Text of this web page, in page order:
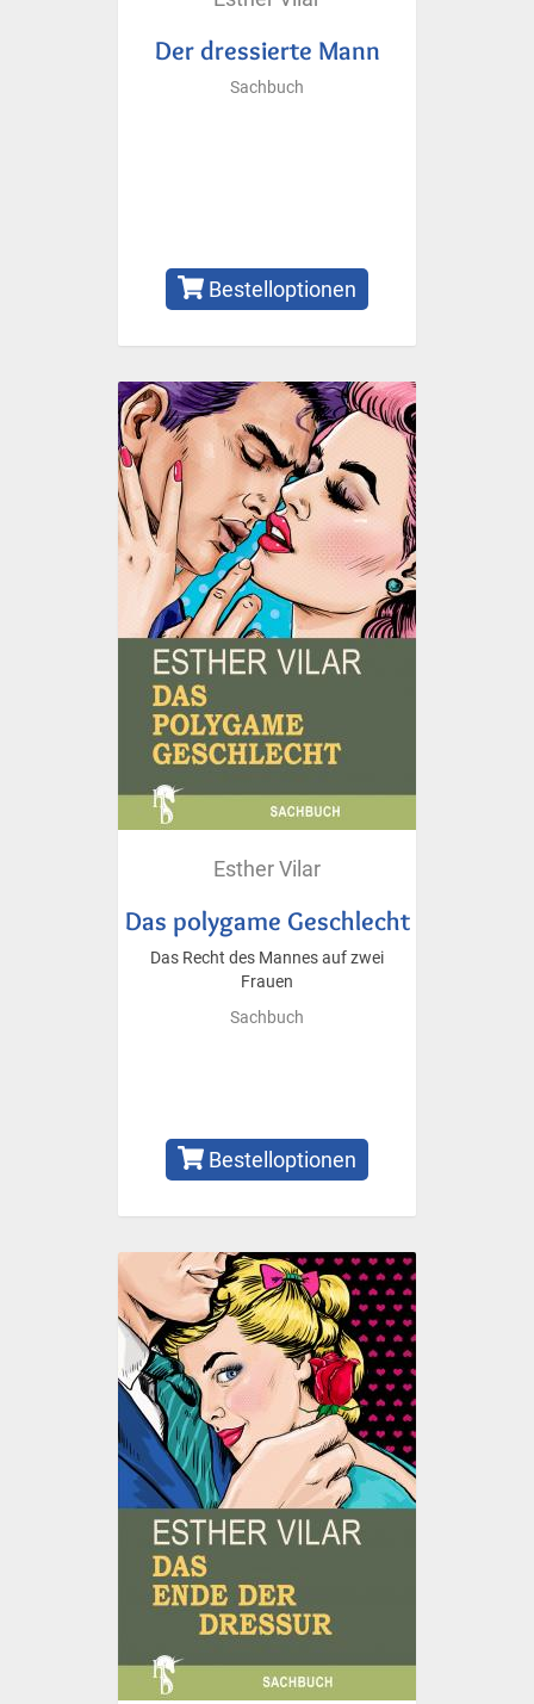
Der dressierte Mann
Sachbuch
Bestelloptionen
Esther Vilar
Das polygame Geschlecht
Das Recht des Mannes auf zwei
Frauen
Sachbuch
Bestelloptionen